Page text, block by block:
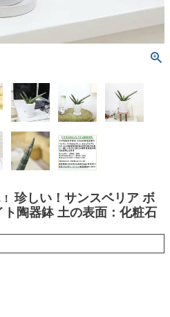
珍しい！サンスベリア ボ
陶器鉢 土の表面：化粧石